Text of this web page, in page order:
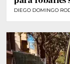
DIEGO DOMINGO